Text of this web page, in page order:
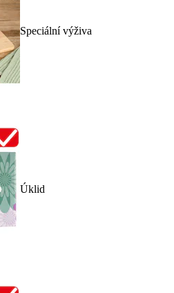
Speciální výživa
Úklid